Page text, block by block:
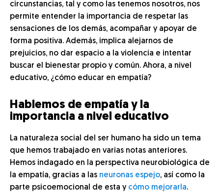
circunstancias, tal y como las tenemos nosotros, nos
permite entender la importancia de respetar las
sensaciones de los demás, acompañar y apoyar de
forma positiva. Además, implica alejarnos de
prejuicios, no dar espacio a la violencia e intentar
buscar el bienestar propio y común. Ahora, a nivel
educativo, ¿cómo educar en empatía?
Hablemos de empatía y la
importancia a nivel educativo
La naturaleza social del ser humano ha sido un tema
que hemos trabajado en varias notas anteriores.
Hemos indagado en la perspectiva neurobiológica de
la empatía, gracias a las neuronas espejo, así como la
parte psicoemocional de esta y cómo mejorarla.